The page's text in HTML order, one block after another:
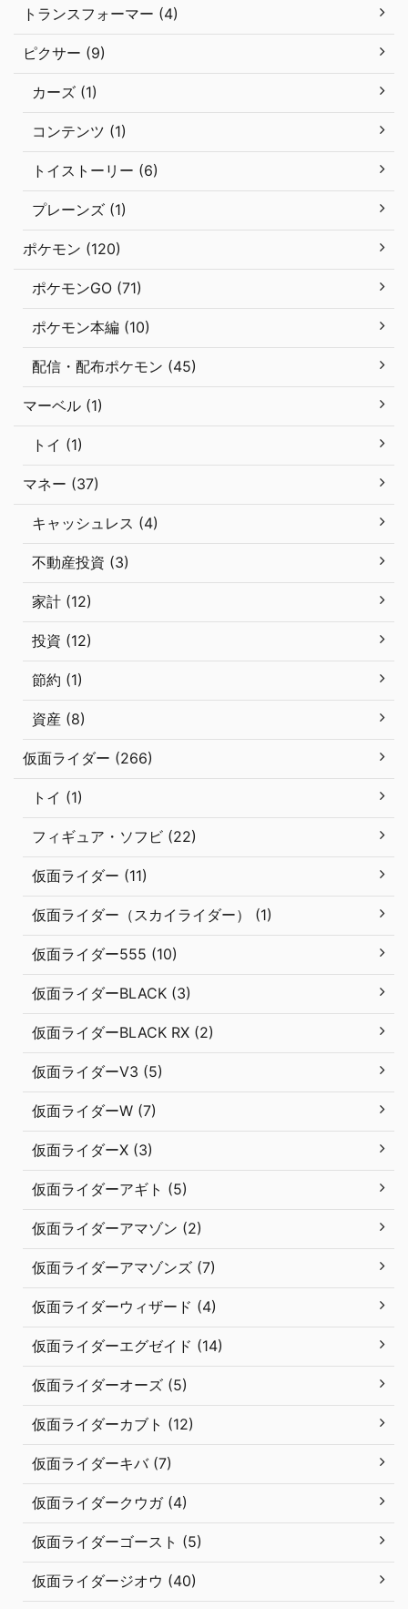
トランスフォーマー (4)
ピクサー (9)
カーズ (1)
コンテンツ (1)
トイストーリー (6)
プレーンズ (1)
ポケモン (120)
ポケモンGO (71)
ポケモン本編 (10)
配信・配布ポケモン (45)
マーベル (1)
トイ (1)
マネー (37)
キャッシュレス (4)
不動産投資 (3)
家計 (12)
投資 (12)
節約 (1)
資産 (8)
仮面ライダー (266)
トイ (1)
フィギュア・ソフビ (22)
仮面ライダー (11)
仮面ライダー（スカイライダー） (1)
仮面ライダー555 (10)
仮面ライダーBLACK (3)
仮面ライダーBLACK RX (2)
仮面ライダーV3 (5)
仮面ライダーW (7)
仮面ライダーX (3)
仮面ライダーアギト (5)
仮面ライダーアマゾン (2)
仮面ライダーアマゾンズ (7)
仮面ライダーウィザード (4)
仮面ライダーエグゼイド (14)
仮面ライダーオーズ (5)
仮面ライダーカブト (12)
仮面ライダーキバ (7)
仮面ライダークウガ (4)
仮面ライダーゴースト (5)
仮面ライダージオウ (40)